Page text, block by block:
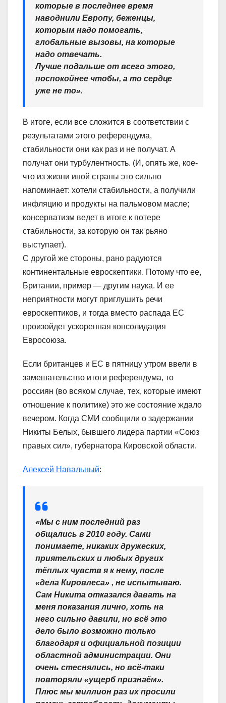
которые в последнее время
наводнили Европу, беженцы,
которым надо помогать,
глобальные вызовы, на которые
надо отвечать.
Лучше подальше от всего этого,
поспокойнее чтобы, а то сердце
уже не то».
В итоге, если все сложится в соответствии с
результатами этого референдума,
стабильности они как раз и не получат. А
получат они турбулентность. (И, опять же, кое-
что из жизни иной страны это сильно
напоминает: хотели стабильности, а получили
инфляцию и продукты на пальмовом масле;
консерватизм ведет в итоге к потере
стабильности, за которую он так рьяно
выступает).
С другой же стороны, рано радуются
континентальные евроскептики. Потому что ее,
Британии, пример — другим наука. И ее
неприятности могут приглушить речи
евроскептиков, и тогда вместо распада ЕС
произойдет ускоренная консолидация
Евросоюза.
Если британцев и ЕС в пятницу утром ввели в
замешательство итоги референдума, то
россиян (во всяком случае, тех, которые имеют
отношение к политике) это же состояние ждало
вечером. Когда СМИ сообщили о задержании
Никиты Белых, бывшего лидера партии «Союз
правых сил», губернатора Кировской области.
Алексей Навальный:
«Мы с ним последний раз
общались в 2010 году. Сами
понимаете, никаких дружеских,
приятельских и любых других
тёплых чувств я к нему, после
«дела Кировлеса» , не испытываю.
Сам Никита отказался давать на
меня показания лично, хоть на
него сильно давили, но всё это
дело было возможно только
благодаря и официальной позиции
областной администрации. Они
очень стеснялись, но всё-таки
повторяли «ущерб признаём».
Плюс мы миллион раз их просили